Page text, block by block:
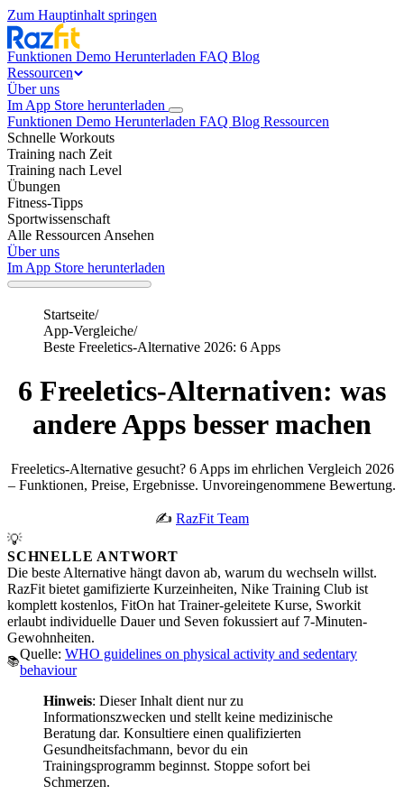
Zum Hauptinhalt springen
Funktionen Demo Herunterladen FAQ Blog
Ressourcen
Über uns
Im App Store herunterladen
Funktionen Demo Herunterladen FAQ Blog Ressourcen
Schnelle Workouts
Training nach Zeit
Training nach Level
Übungen
Fitness-Tipps
Sportwissenschaft
Alle Ressourcen Ansehen
Über uns
Im App Store herunterladen
Startseite/
App-Vergleiche/
Beste Freeletics-Alternative 2026: 6 Apps
6 Freeletics-Alternativen: was
andere Apps besser machen
Freeletics-Alternative gesucht? 6 Apps im ehrlichen Vergleich 2026
– Funktionen, Preise, Ergebnisse. Unvoreingenommene Bewertung.
✍️ RazFit Team
💡
SCHNELLE ANTWORT
Die beste Alternative hängt davon ab, warum du wechseln willst.
RazFit bietet gamifizierte Kurzeinheiten, Nike Training Club ist
komplett kostenlos, FitOn hat Trainer-geleitete Kurse, Sworkit
erlaubt individuelle Dauer und Seven fokussiert auf 7-Minuten-
Gewohnheiten.
📚Quelle: WHO guidelines on physical activity and sedentary
behaviour
Hinweis: Dieser Inhalt dient nur zu
Informationszwecken und stellt keine medizinische
Beratung dar. Konsultiere einen qualifizierten
Gesundheitsfachmann, bevor du ein
Trainingsprogramm beginnst. Stoppe sofort bei
Schmerzen.